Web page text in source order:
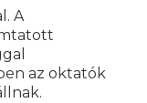
A
az oktatók